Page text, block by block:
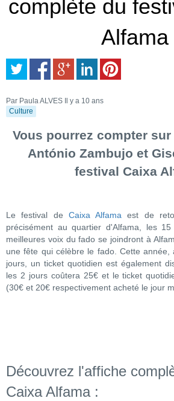
complète du
Alfama
Par Paula ALVES
Il y a 10 ans
Culture
Vous pourrez compter
António Zambujo et
festival Caixa
Le festival de Caixa Alfama est de
précisément au quartier d'Alfama, les
meilleures voix du fado se joindront à
une fête qui célèbre le fado. Cette
jours, un ticket quotidien est également
les 2 jours coûtera 25€ et le ticket
(30€ et 20€ respectivement acheté le jour
Découvrez l'affiche
Caixa Alfama :